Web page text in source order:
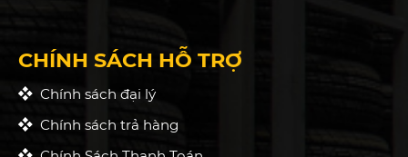
CHÍNH SÁCH HỖ TRỢ
Chính sách đại lý
Chính sách trả hàng